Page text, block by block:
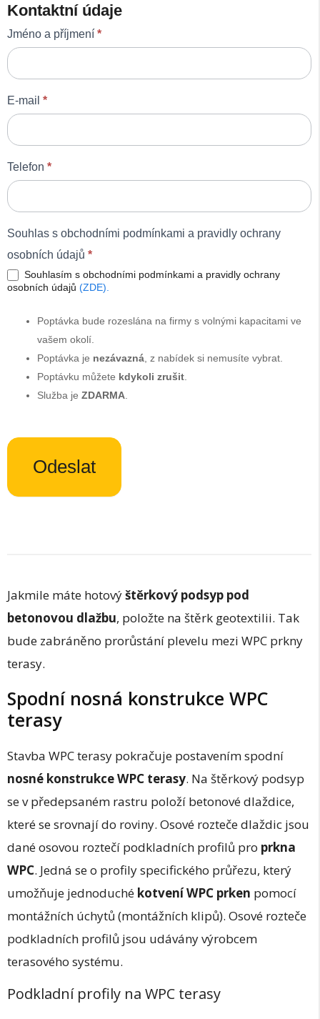
Kontaktní údaje
Jméno a příjmení *
E-mail *
Telefon *
Souhlas s obchodními podmínkami a pravidly ochrany
osobních údajů *
Souhlasím s obchodními podmínkami a pravidly ochrany
osobních údajů (ZDE).
Poptávka bude rozeslána na firmy s volnými kapacitami ve
vašem okolí.
Poptávka je nezávazná, z nabídek si nemusíte vybrat.
Poptávku můžete kdykoli zrušit.
Služba je ZDARMA.
Odeslat
Jakmile máte hotovýštěrkový podsyp pod
betonovou dlažbu, položte na štěrk geotextilii. Tak
bude zabráněno prorůstání plevelu mezi WPC prkny
terasy.
Spodní nosná konstrukce WPC
terasy
Stavba WPC terasy pokračuje postavením spodní
nosné konstrukce WPC terasy. Na štěrkový podsyp
se v předepsaném rastru položí betonové dlaždice,
které se srovnají do roviny. Osové rozteče dlaždic jsou
dané osovou roztečí podkladních profilů pro prkna
WPC. Jedná se o profily specifického průřezu, který
umožňuje jednoduché kotvení WPC prken pomocí
montážních úchytů (montážních klipů). Osové rozteče
podkladních profilů jsou udávány výrobcem
terasového systému.
Podkladní profily na WPC terasy